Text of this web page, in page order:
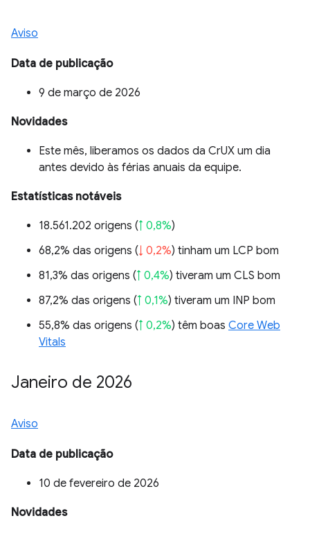
Aviso
Data de publicação
9 de março de 2026
Novidades
Este mês, liberamos os dados da CrUX um dia
antes devido às férias anuais da equipe.
Estatísticas notáveis
18.561.202 origens (↑ 0,8%)
68,2% das origens (↓ 0,2%) tinham um LCP bom
81,3% das origens (↑ 0,4%) tiveram um CLS bom
87,2% das origens (↑ 0,1%) tiveram um INP bom
55,8% das origens (↑ 0,2%) têm boas Core Web
Vitals
Janeiro de 2026
Aviso
Data de publicação
10 de fevereiro de 2026
Novidades